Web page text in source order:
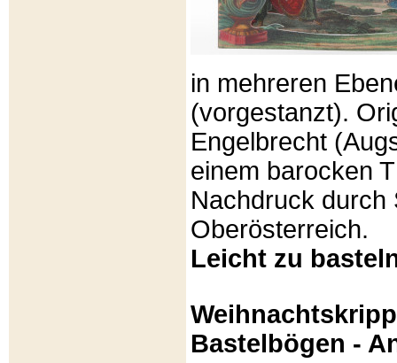
in mehreren
(vorgestanzt).
Engelbrecht
einem barocken
Nachdruck durch
Oberösterreich.
Leicht zu
Bastelbögen -